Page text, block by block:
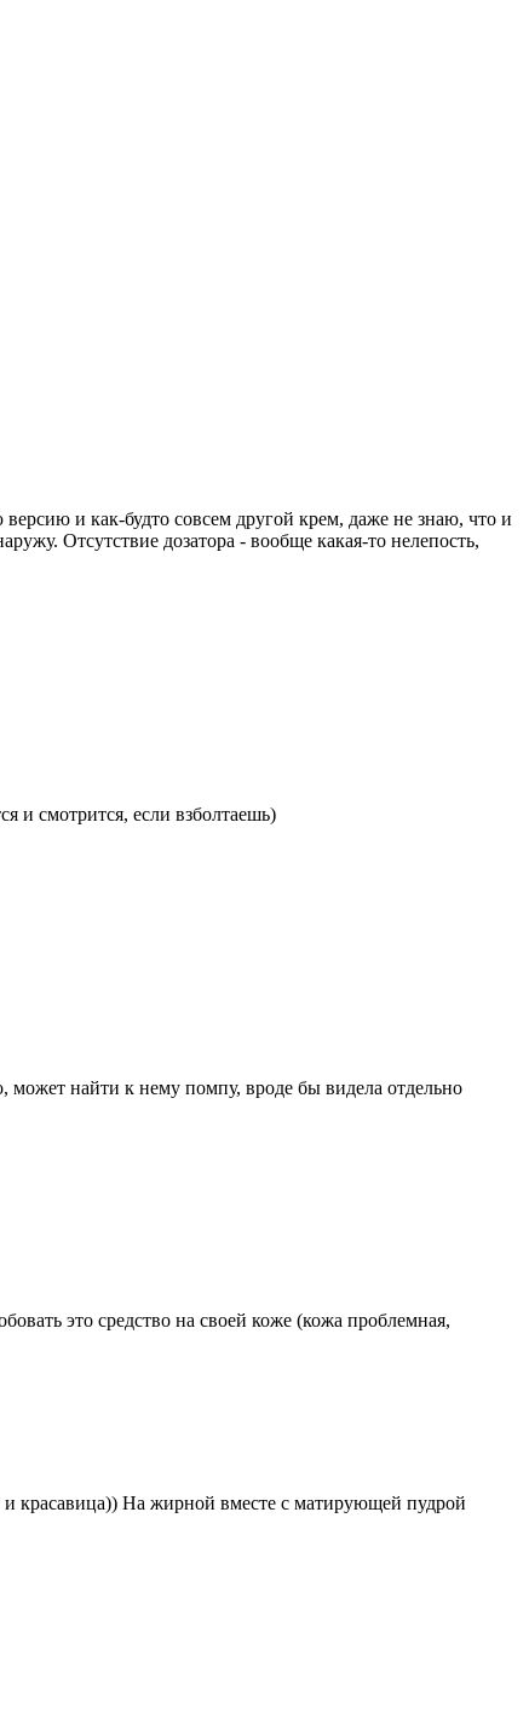
и как-будто совсем другой крем, даже не знаю, что и
Отсутствие дозатора - вообще какая-то нелепость,
и смотрится, если взболтаешь)
может найти к нему помпу, вроде бы видела отдельно
это средство на своей коже (кожа проблемная,
и красавица)) На жирной вместе с матирующей пудрой